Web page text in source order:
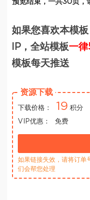
预览结束，一共30页，
如果您喜欢本模
IP，全站模板一
模板每天推送
资源下载
下载价格： 19 积分
VIP优惠：
免费
如果链接失效，请将订
们会帮您处理